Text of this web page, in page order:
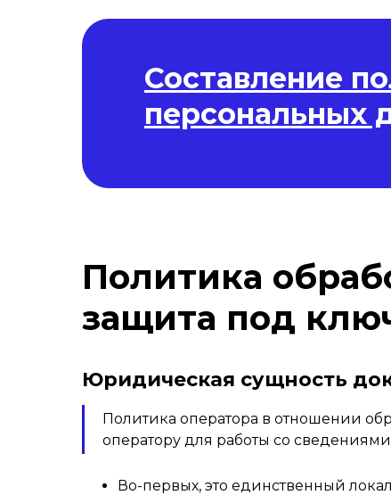
Составление
персональных
Политика
защита под
Юридическая сущность
Политика оператора в отношении
оператору для работы со
Во-первых, это единственный